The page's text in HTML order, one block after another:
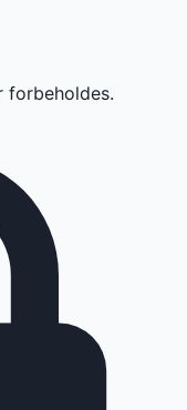
forbeholdes.